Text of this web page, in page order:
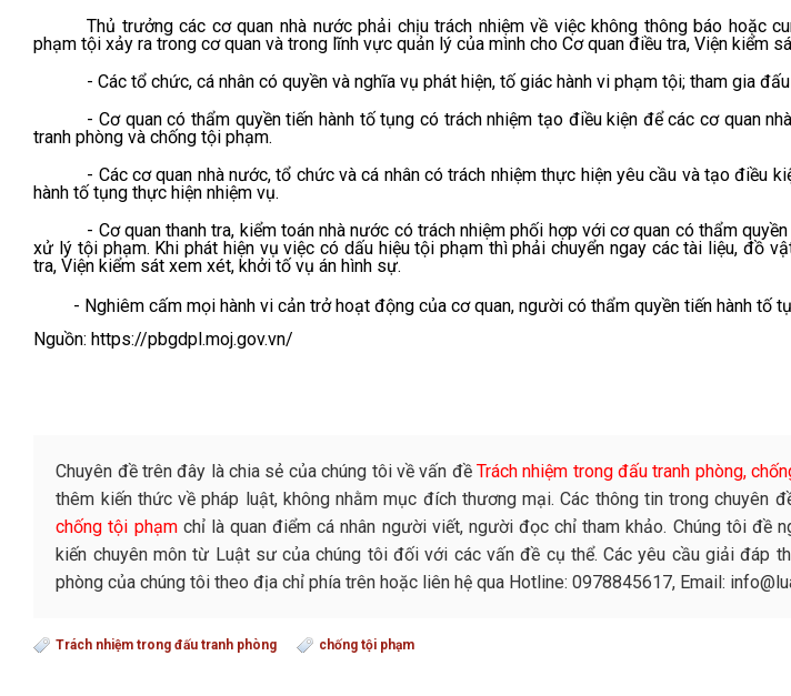
Thủ trưởng các cơ quan nhà nước phải chịu trách nhiệm về việc không thông báo hoặc
phạm tội xảy ra trong cơ quan và trong lĩnh vực quản lý của mình cho Cơ quan điều tra, Viện kiểm
- Các tổ chức, cá nhân có quyền và nghĩa vụ phát hiện, tố giác hành vi phạm tội; tham gia
- Cơ quan có thẩm quyền tiến hành tố tụng có trách nhiệm tạo điều kiện để các cơ quan
tranh phòng và chống tội phạm.
- Các cơ quan nhà nước, tổ chức và cá nhân có trách nhiệm thực hiện yêu cầu và tạo điều
hành tố tụng thực hiện nhiệm vụ.
- Cơ quan thanh tra, kiểm toán nhà nước có trách nhiệm phối hợp với cơ quan có thẩm
xử lý tội phạm. Khi phát hiện vụ việc có dấu hiệu tội phạm thì phải chuyển ngay các tài liệu, đồ
tra, Viện kiểm sát xem xét, khởi tố vụ án hình sự.
- Nghiêm cấm mọi hành vi cản trở hoạt động của cơ quan, người có thẩm quyền tiến hành tố
Nguồn:https://pbgdpl.moj.gov.vn/
Chuyên đề trên đây là chia sẻ của chúng tôi về vấn đềTrách nhiệm trong đấu tranh phòng,
thêm kiến thức về pháp luật, không nhằm mục đích thương mại. Các thông tin trong chuyên
chống tội phạmchỉ là quan điểm cá nhân người viết, người đọc chỉ tham khảo. Chúng tôi đề
kiến chuyên môn từ Luật sư của chúng tôi đối với các vấn đề cụ thể. Các yêu cầu giải đáp
phòng của chúng tôi theo địa chỉ phía trên hoặc liên hệ qua Hotline: 0978845617, Email:
Trách nhiệm trong đấu tranh phòng chống tội phạm